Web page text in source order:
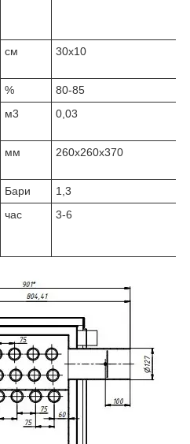
см 30х10
%
80-85
м3 0,03
мм 260х260х370
Бари
1,3
час 3-6